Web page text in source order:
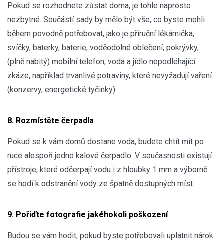
Pokud se rozhodnete zůstat doma, je tohle naprosto
nezbytné. Součástí sady by mělo být vše, co byste mohli
během povodně potřebovat, jako je příruční lékárnička,
svíčky, baterky, baterie, voděodolné oblečení, pokrývky,
(plně nabitý) mobilní telefon, voda a jídlo nepodléhající
zkáze, například trvanlivé potraviny, které nevyžadují vaření
(konzervy, energetické tyčinky).
8. Rozmístěte čerpadla
Pokud se k vám domů dostane voda, budete chtít mít po
ruce alespoň jedno kalové čerpadlo. V současnosti existují
přístroje, které odčerpají vodu i z hloubky 1 mm a výborně
se hodí k odstranění vody ze špatně dostupných míst.
9. Pořiďte fotografie jakéhokoli poškození
Budou se vám hodit, pokud byste potřebovali uplatnit nárok